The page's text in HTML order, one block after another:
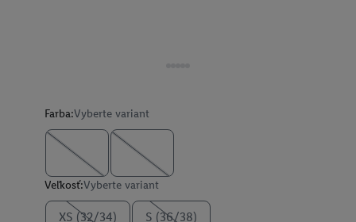
Farba:Vyberte variant
Veľkosť:Vyberte variant
XS (32/34) S (36/38)